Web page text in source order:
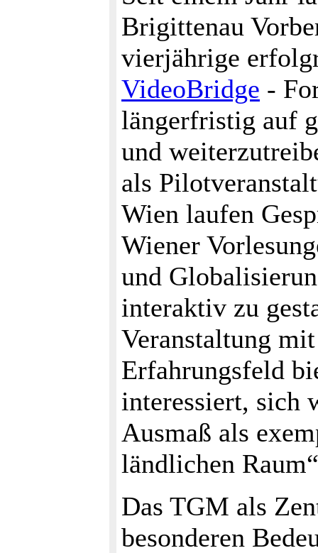
Brigittenau
vierjährige
VideoBridge -
längerfristig auf
und
als
Wien laufen
Wiener
und
interaktiv zu
Veranstaltung
Erfahrungsfeld
interessiert, sich
Ausmaß als
ländlichen
Das TGM als
besonderen